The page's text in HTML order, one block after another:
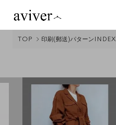
TOP 印刷(郵送)パターンINDEX